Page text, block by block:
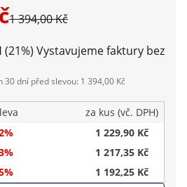
1 394,00 Kč
(21%) Vystavujeme faktury bez
30 dní před slevou: 1 394,00 Kč
za kus (vč. DPH)
1 229,90 Kč
1 217,35 Kč
1 192,25 Kč